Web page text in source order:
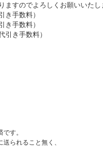
ますのでよろしくお願いいたし
き手数料）
き手数料）
引き手数料）
す。
られること無く、